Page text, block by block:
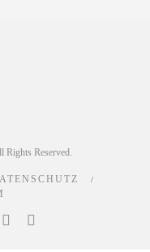
Rights Reserved.